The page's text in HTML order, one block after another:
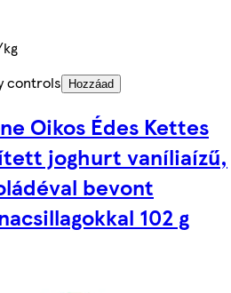
controls
Hozzáad
Oikos Édes Kettes
joghurt vaníliaízű,
bevont
102 g